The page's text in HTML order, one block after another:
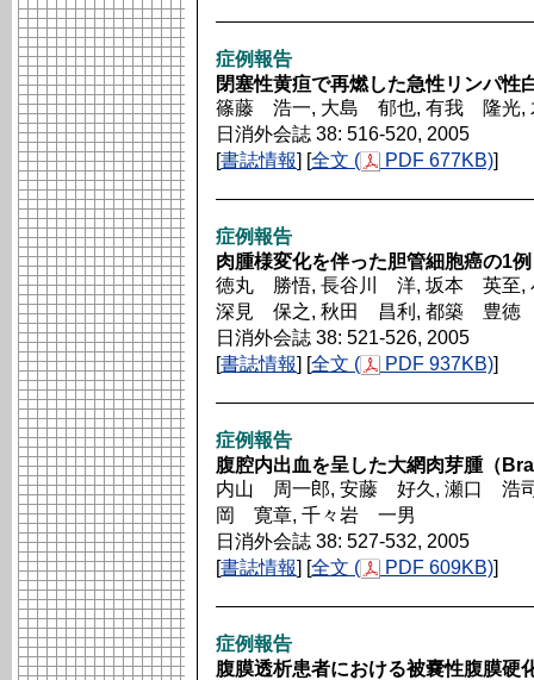
症例報告
閉塞性黄疸で再燃した急性リンパ性
篠藤 浩一, 大島 郁也, 有我 隆光
日消外会誌 38: 516-520, 2005
[書誌情報] [全文 ( PDF 677KB)]
症例報告
肉腫様変化を伴った胆管細胞癌の1例
徳丸 勝悟, 長谷川 洋, 坂本 英至
深見 保之, 秋田 昌利, 都築 豊徳
日消外会誌 38: 521-526, 2005
[書誌情報] [全文 ( PDF 937KB)]
症例報告
腹腔内出血を呈した大網肉芽腫（
内山 周一郎, 安藤 好久, 瀬口 浩
岡 寛章, 千々岩 一男
日消外会誌 38: 527-532, 2005
[書誌情報] [全文 ( PDF 609KB)]
症例報告
腹膜透析患者における被嚢性腹膜